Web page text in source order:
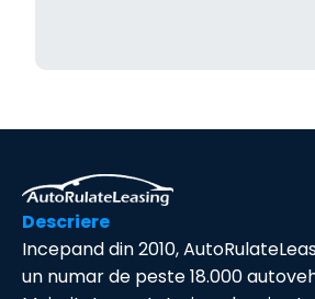
Descriere
Incepand din 2010,
un numar de peste 18.000